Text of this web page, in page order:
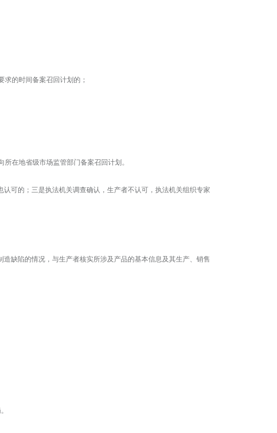
求的时间备案召回计划的；
在地省级市场监管部门备案召回计划。
可的；三是执法机关调查确认，生产者不认可，执法机关组织专家
缺陷的情况，与生产者核实所涉及产品的基本信息及其生产、销售